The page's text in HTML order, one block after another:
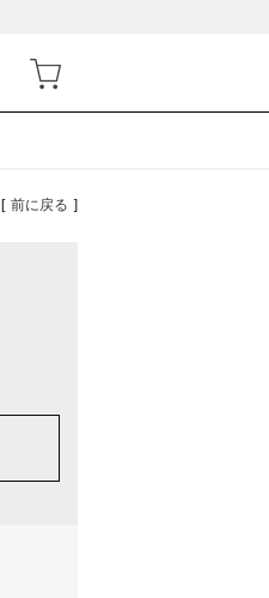
[ 前に戻る ]